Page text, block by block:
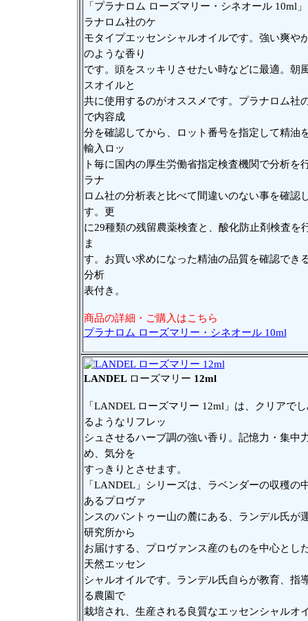
「プラナロム ローズマリー・シネオール 10ml
ラナロム社のケ
モタイプエッセンシャルオイルです。強い爽や
のような香り
です。頭をスッキリさせたい時などに最適。朝
スオイルと
共に使用するのがオススメです。プラナロム社
で内容成
分を確認してから、ロット番号を指定して精油
輸入ロッ
ト毎に国内の厚生労働省指定検査機関で分析を
ラナ
ロム社の分析表と比べて間違いのない事を確認
す。更
に29種類の残留農薬検査と、酸化防止剤検査を
ま
す。お買い求めになった精油の品質を確認でき
分析
表付き。
商品の詳細・ご購入はこちら
プラナロム ローズマリー・シネオール 10ml
LANDEL ローズマリー 12ml
「LANDEL ローズマリー 12ml」は、クリアで
るようなリフレッ
シュさせるハーブ調の強い香り。記憶力・集中
め、気分を
すっきりとさせます。
「LANDEL」シリーズは、ラベンダーの収穫の
あるプロヴァ
ンスのバントゥー山の麓にある、ランデル氏が
研究所から
お届けする、プロヴァンス産のものを中心とし
天然エッセン
シャルオイルです。ランデル氏自らが教育、指
る農園で
栽培され、生産される良質なエッセンシャルオ